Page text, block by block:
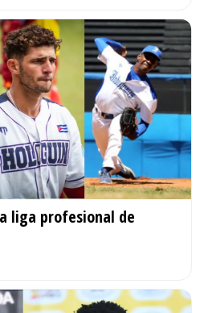
liga profesional de